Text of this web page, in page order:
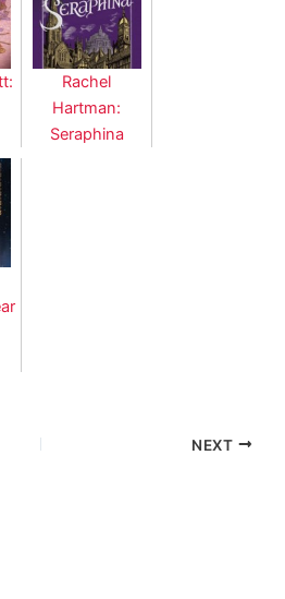
Rachel
Hartman:
Seraphina
NEXT